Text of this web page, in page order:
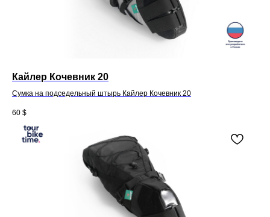
Кайлер Кочевник 20
Сумка на подседельный штырь Кайлер Кочевник 20
60 $